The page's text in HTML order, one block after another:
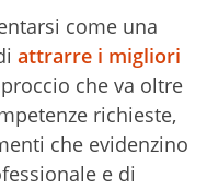
come una
attrarre i migliori
che va oltre
richieste,
che evidenzino
e di